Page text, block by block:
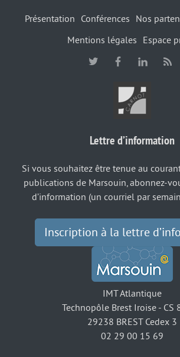
Présentation Conférences Nos
Mentions légales
Espace
Lettre d’information
Si vous souhaitez être tenue au
publications de Marsouin, abonnez-
d’information (un courriel par
Inscription à la lettre
IMT Atlantique
Technopôle Brest Iroise - CS
29238 BREST Cedex 3
02 29 00 15 69